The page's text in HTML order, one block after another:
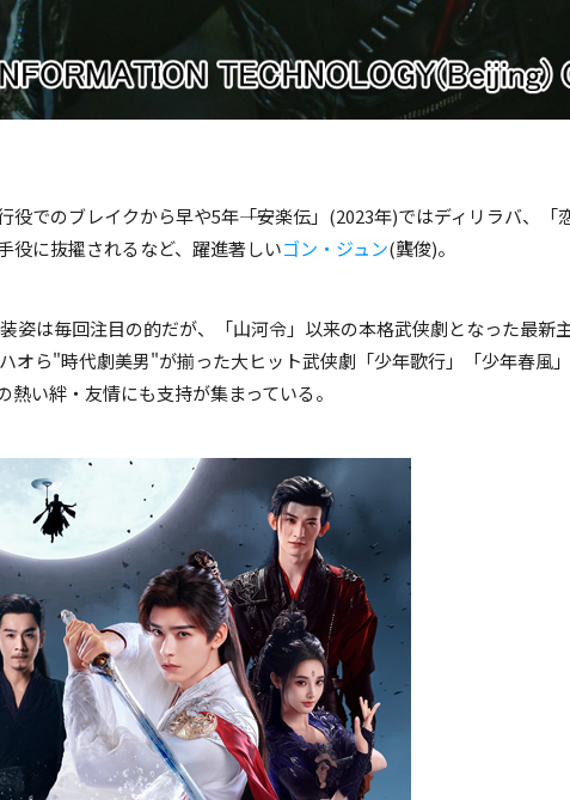
でのブレイクから早や5年――「安楽伝」(2023年)ではディリラバ、「
役に抜擢されるなど、躍進著しいゴン・ジュン(龔俊)。
姿は毎回注目の的だが、「山河令」以来の本格武侠劇となった最新
オら"時代劇美男"が揃った大ヒット武侠劇「少年歌行」「少年春風
い絆・友情にも支持が集まっている。